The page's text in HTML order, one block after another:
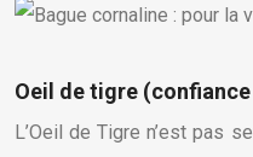
Oeil de tigre
L’Oeil de Tigre n’est pas